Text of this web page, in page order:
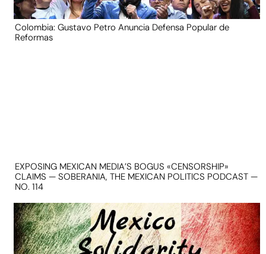
Colombia: Gustavo Petro Anuncia Defensa Popular de
Reformas
EXPOSING MEXICAN MEDIA’S BOGUS «CENSORSHIP»
CLAIMS — SOBERANIA, THE MEXICAN POLITICS PODCAST —
NO. 114